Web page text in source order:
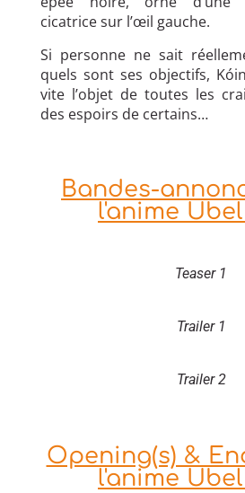
cicatrice sur l’œil gauche.
Si personne ne sait
quels sont ses objectifs,
vite l’objet de toutes les
des espoirs de certains…
Bandes-
l'anime
Teaser 1
Trailer 1
Trailer 2
Opening(s) &
l'anime